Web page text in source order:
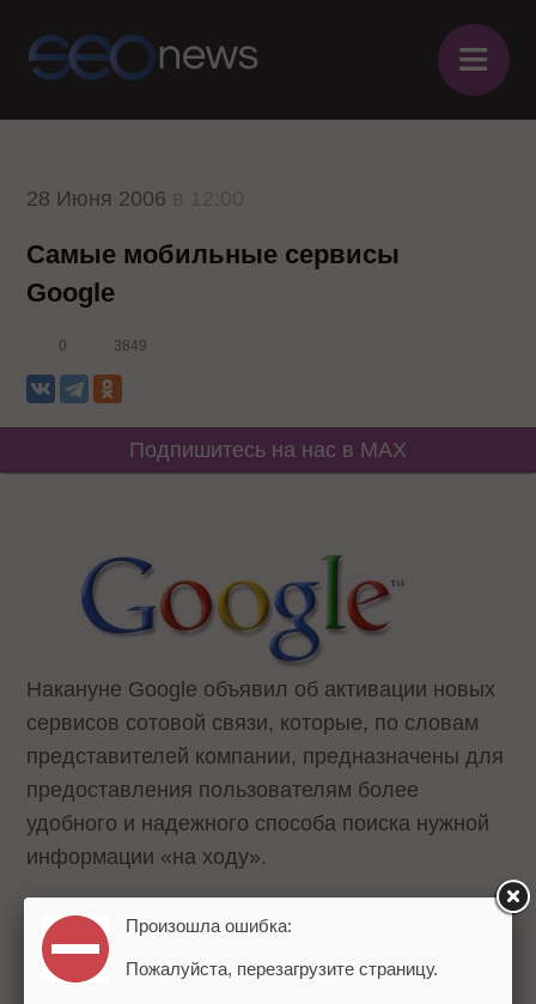
≡
28 Июня 2006
Самые мобильные сервисы
Google
0 3849
Подпишитесь на нас в MAX
Накануне Google объявил об активации новых
сервисов сотовой связи, которые, по словам
представителей компании, предназначены для
предоставления пользователям более
удобного и надежного способа поиска нужной
информации «на ходу».
Благодаря предложенным Google мобильным
услугам, пользователь без труда сможет прямо
со своего телефона поддерживать Gmail связь
Произошла ошибка:
Пожалуйста, перезагрузите страницу.